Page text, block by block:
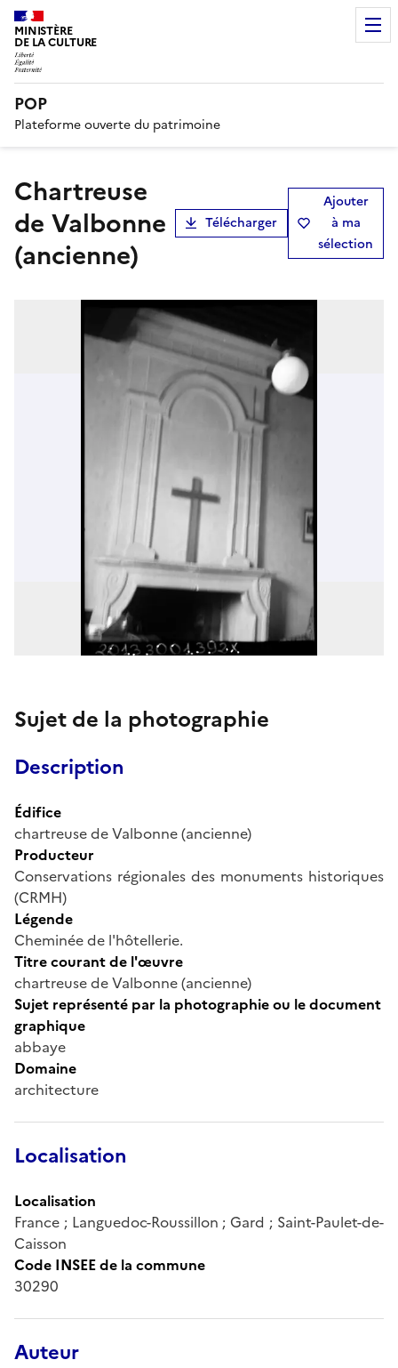
MINISTÈRE
DE LA CULTURE
POP
Plateforme ouverte du patrimoine
chartreuse
de Valbonne
(ancienne)
Télécharger
Ajouter
à ma
sélection
Sujet de la photographie
Description
Édifice
chartreuse de Valbonne (ancienne)
Producteur
Conservations régionales des monuments historiques
(CRMH)
Légende
Cheminée de l'hôtellerie.
Titre courant de l'œuvre
chartreuse de Valbonne (ancienne)
Sujet représenté par la photographie ou le document
graphique
abbaye
Domaine
architecture
Localisation
Localisation
France ; Languedoc-Roussillon ; Gard ; Saint-Paulet-de-
Caisson
Code INSEE de la commune
30290
Auteur